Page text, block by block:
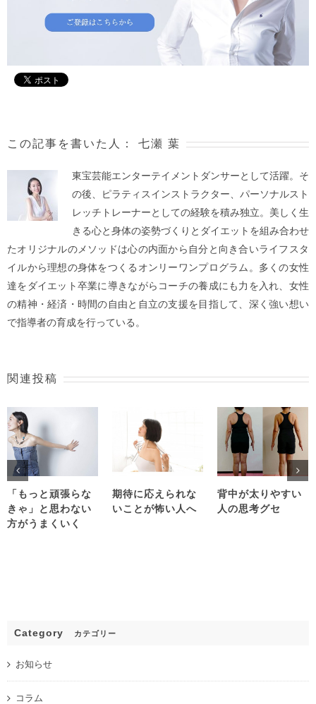
この記事を書いた人： 七瀬 葉
東宝芸能エンターテイメントダンサーとして活躍。そ
の後、ピラティスインストラクター、パーソナルスト
レッチトレーナーとしての経験を積み独立。美しく生
きる心と身体の姿勢づくりとダイエットを組み合わせ
たオリジナルのメソッドは心の内面から自分と向き合いライフスタ
イルから理想の身体をつくるオンリーワンプログラム。多くの女性
達をダイエット卒業に導きながらコーチの養成にも力を入れ、女性
の精神・経済・時間の自由と自立の支援を目指して、深く強い想い
で指導者の育成を行っている。
関連投稿
「もっと頑張らな
きゃ」と思わない
方がうまくいく
期待に応えられな
いことが怖い人へ
背中が太りやすい
人の思考グセ
Category カテゴリー
お知らせ
コラム